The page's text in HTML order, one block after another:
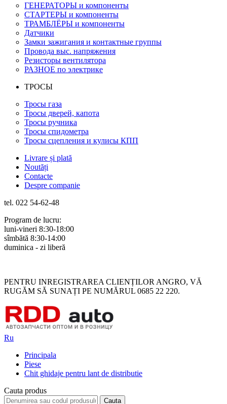
ГЕНЕРАТОРЫ и компоненты
СТАРТЕРЫ и компоненты
ТРАМБЛЁРЫ и компоненты
Датчики
Замки зажигания и контактные группы
Провода выс. напряжения
Резисторы вентилятора
РАЗНОЕ по электрике
ТРОСЫ
Тросы газа
Тросы дверей, капота
Тросы ручника
Тросы спидометра
Тросы сцепления и кулисы КПП
Livrare și plată
Noutăți
Contacte
Despre companie
tel. 022 54-62-48
Program de lucru:
luni-vineri 8:30-18:00
sîmbătă 8:30-14:00
duminica - zi liberă
PENTRU INREGISTRAREA CLIENȚILOR ANGRO, VĂ
RUGĂM SĂ SUNAȚI PE NUMĂRUL 0685 22 220.
Ru
Principala
Piese
Chit ghidaje pentru lant de distributie
Cauta produs